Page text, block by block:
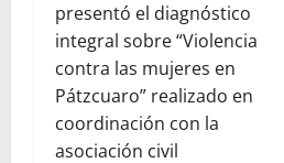
presentó el diagnóstico
integral sobre “Violencia
contra las mujeres en
Pátzcuaro” realizado en
coordinación con la
asociación civil